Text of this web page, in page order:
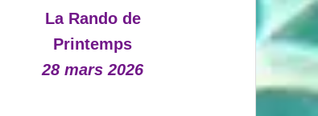
La Rando de
Printemps
28 mars 2026